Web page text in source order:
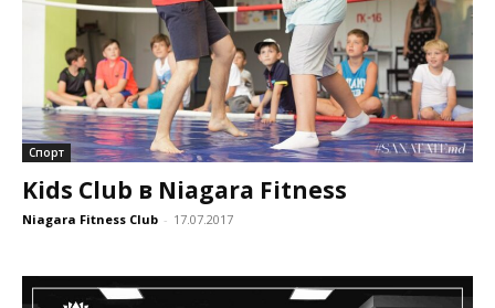
Спорт
Kids Club в Niagara Fitness
Niagara Fitness Club - 17.07.2017